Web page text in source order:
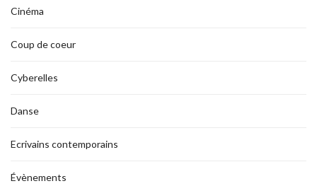
Cinéma
Coup de coeur
Cyberelles
Danse
Ecrivains contemporains
Évènements